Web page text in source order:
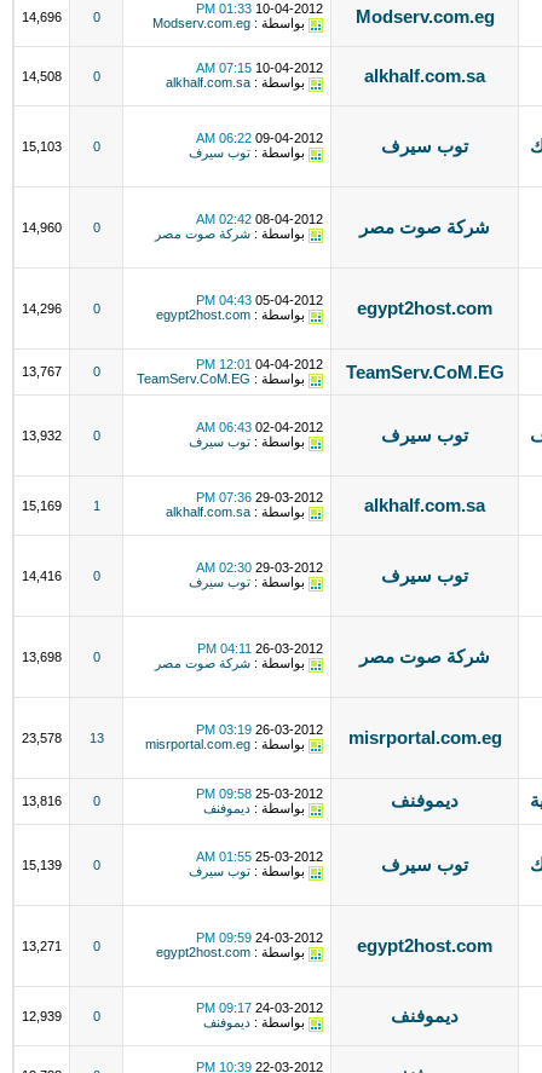
Modserv.com.eg
10-04-2012
01:33 PM
بواسطة : Modserv.com.eg
0
14,696
alkhalf.com.sa
10-04-2012
07:15 AM
بواسطة : alkhalf.com.sa
0
14,508
توب سيرف 09-04-2012
06:22 AM
بواسطة : توب سيرف 0
15,103
شركة صوت مصر 08-04-2012
02:42 AM
بواسطة : شركة صوت مصر 0
14,960
egypt2host.com
05-04-2012
04:43 PM
بواسطة : egypt2host.com
0
14,296
TeamServ.CoM.EG
04-04-2012
12:01 PM
بواسطة : TeamServ.CoM.EG
0
13,767
توب سيرف 02-04-2012
06:43 AM
بواسطة : توب سيرف 0
13,932
alkhalf.com.sa
29-03-2012
07:36 PM
بواسطة : alkhalf.com.sa
1
15,169
توب سيرف 29-03-2012
02:30 AM
بواسطة : توب سيرف 0
14,416
شركة صوت مصر 26-03-2012
04:11 PM
بواسطة : شركة صوت مصر 0
13,698
misrportal.com.eg
26-03-2012
03:19 PM
بواسطة : misrportal.com.eg
13
23,578
ديموفنف 25-03-2012
09:58 PM
بواسطة : ديموفنف 0
13,816
توب سيرف 25-03-2012
01:55 AM
بواسطة : توب سيرف 0
15,139
egypt2host.com
24-03-2012
09:59 PM
بواسطة : egypt2host.com
0
13,271
ديموفنف 24-03-2012
09:17 PM
بواسطة : ديموفنف 0
12,939
22-03-2012
10:39 PM